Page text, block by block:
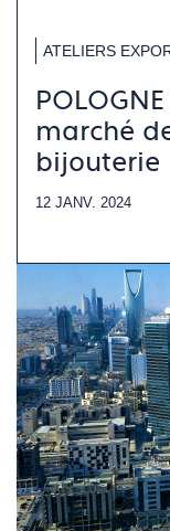
ATELIERS
marché
bijouterie
12 JANV. 2024